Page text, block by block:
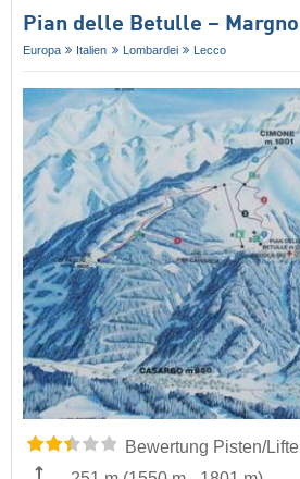
Pian delle Betulle – Margno
Europa Italien Lombardei Lecco
Bewertung Pisten/Lifte